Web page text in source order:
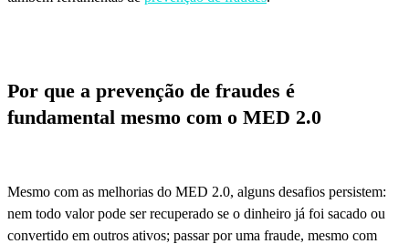
Por que a prevenção de fraudes é
fundamental mesmo com o MED 2.0
Mesmo com as melhorias do MED 2.0, alguns desafios persistem:
nem todo valor pode ser recuperado se o dinheiro já foi sacado ou
convertido em outros ativos; passar por uma fraude, mesmo com